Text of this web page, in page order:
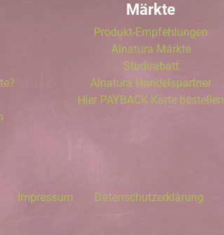
Märkte
Produkt-Empfehlungen
Alnatura Märkte
Studirabatt
Alnatura Handelspartner
Hier PAYBACK Karte bestellen
Impressum Datenschutzerklärung